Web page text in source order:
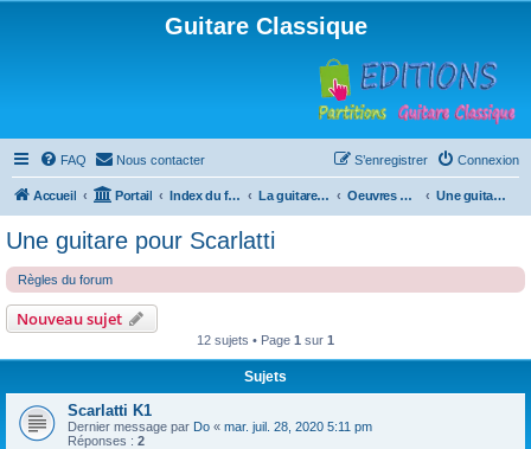
Guitare Classique
FAQ Nous contacter Connexion
S’enregistrer
Accueil Portail Index du forum La guitare : instrument, cours et théorie Oeuvres à la loupe Une guitare pour Scarlatti
Une guitare pour Scarlatti
Règles du forum
Nouveau sujet
12 sujets • Page 1 sur 1
Sujets
Scarlatti K1
Dernier message par Do « mar. juil. 28, 2020 5:11 pm
Réponses : 2